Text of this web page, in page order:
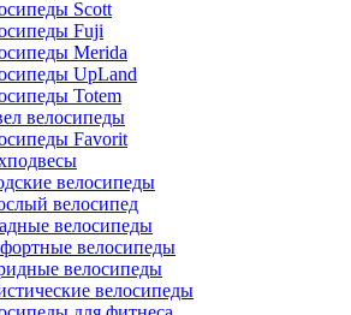
Scott
Fuji
Merida
UpLand
Totem
велосипеды
Favorit
велосипеды
велосипед
велосипеды
велосипеды
велосипеды
велосипеды